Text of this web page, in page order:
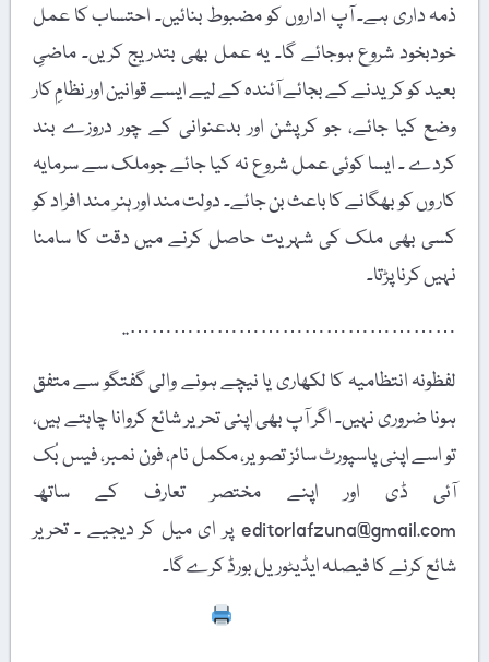
ذمہ داری ہے۔ آپ اداروں کو مضبوط بنائیں۔ احتساب کا عمل
خودبخود شروع ہوجائے گا۔ یہ عمل بھی بتدریج کریں۔ ماضیِ
بعید کو کریدنے کے بجائے آئندہ کے لیے ایسے قوانین اور نظامِ کار
وضع کیا جائے، جو کرپشن اور بدعنوانی کے چور دروزے بند
کردے ۔ ایسا کوئی عمل شروع نہ کیا جائے جوملک سے سرمایہ
کار وں کو بھگانے کا باعث بن جائے۔ دولت مند اور ہنر مند افراد کو
کسی بھی ملک کی شہریت حاصل کرنے میں دقت کا سامنا
نہیں کرنا پڑتا۔
………………………………………..
لفظونہ انتظامیہ کا لکھاری یا نیچے ہونے والی گفتگو سے متفق
ہونا ضروری نہیں۔ اگر آپ بھی اپنی تحریر شائع کروانا چاہتے ہیں،
تو اسے اپنی پاسپورٹ سائز تصویر، مکمل نام، فون نمبر، فیس بُک
آئی ڈی اور اپنے مختصر تعارف کے ساتھ
editorlafzuna@gmail.com پر ای میل کر دیجیے ۔ تحریر
شائع کرنے کا فیصلہ ایڈیٹوریل بورڈ کرے گا۔